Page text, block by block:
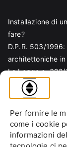
Per fornire le
come i cookie
informazioni
Installazione di
fare?
D.P.R. 503/
architettoniche
La Legge n. 392/
Legge
Amministratori
Norma EN 81-
Ascensore
Barriere